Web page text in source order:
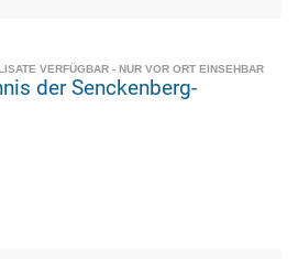
VERFÜGBAR - NUR VOR ORT EINSEHBAR